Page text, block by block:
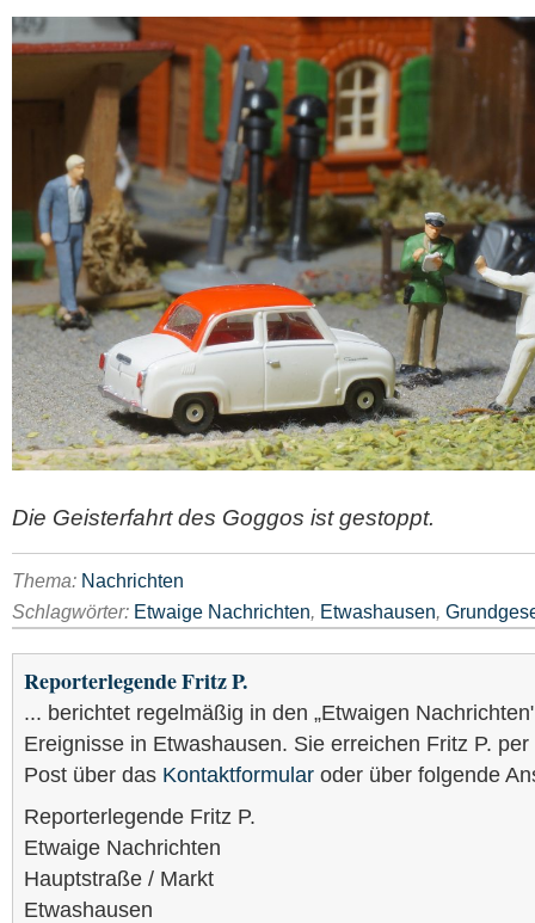
Die Geisterfahrt des Goggos ist gestoppt.
Thema: Nachrichten
Schlagwörter: Etwaige Nachrichten, Etwashausen,
Reporterlegende Fritz P.
... berichtet regelmäßig in den „Etwaigen
Ereignisse in Etwashausen. Sie erreichen Fritz P.
Post über das Kontaktformular oder über folgende
Reporterlegende Fritz P.
Etwaige Nachrichten
Hauptstraße / Markt
Etwashausen